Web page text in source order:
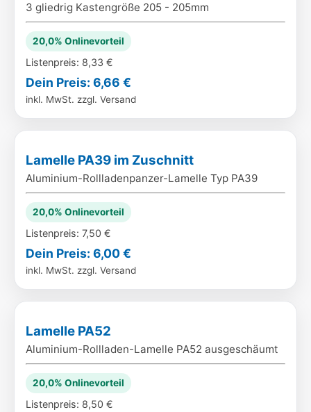
3 gliedrig Kastengröße 205 - 205mm
20,0% Onlinevorteil
Listenpreis: 8,33 €
Dein Preis: 6,66 €
inkl. MwSt. zzgl. Versand
Lamelle PA39 im Zuschnitt
Aluminium-Rollladenpanzer-Lamelle Typ PA39
20,0% Onlinevorteil
Listenpreis: 7,50 €
Dein Preis: 6,00 €
inkl. MwSt. zzgl. Versand
Lamelle PA52
Aluminium-Rollladen-Lamelle PA52 ausgeschäumt
20,0% Onlinevorteil
Listenpreis: 8,50 €